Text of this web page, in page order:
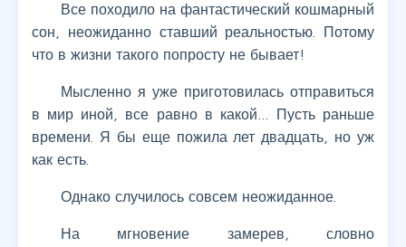
Все походило на фантастический кошмарный
сон, неожиданно ставший реальностью. Потому
что в жизни такого попросту не бывает!
Мысленно я уже приготовилась отправиться
в мир иной, все равно в какой… Пусть раньше
времени. Я бы еще пожила лет двадцать, но уж
как есть.
Однако случилось совсем неожиданное.
На мгновение замерев, словно